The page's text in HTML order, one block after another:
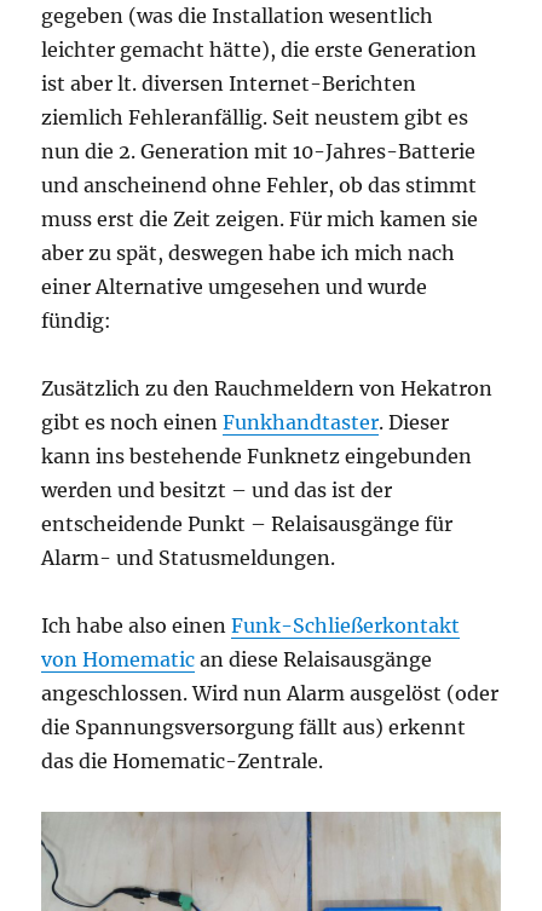
gegeben (was die Installation wesentlich
leichter gemacht hätte), die erste Generation
ist aber lt. diversen Internet-Berichten
ziemlich Fehleranfällig. Seit neustem gibt es
nun die 2. Generation mit 10-Jahres-Batterie
und anscheinend ohne Fehler, ob das stimmt
muss erst die Zeit zeigen. Für mich kamen sie
aber zu spät, deswegen habe ich mich nach
einer Alternative umgesehen und wurde
fündig:
Zusätzlich zu den Rauchmeldern von Hekatron
gibt es noch einenFunkhandtaster. Dieser
kann ins bestehende Funknetz eingebunden
werden und besitzt – und das ist der
entscheidende Punkt – Relaisausgänge für
Alarm- und Statusmeldungen.
Ich habe also einenFunk-Schließerkontakt
von Homematic an diese Relaisausgänge
angeschlossen. Wird nun Alarm ausgelöst (oder
die Spannungsversorgung fällt aus) erkennt
das die Homematic-Zentrale.